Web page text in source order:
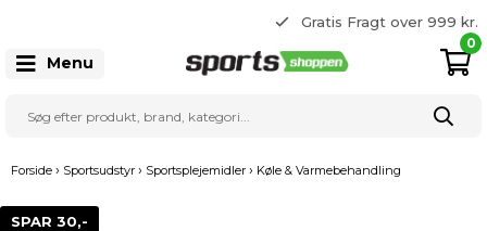
Gratis Fragt over 999 kr.
22 20 80 33
Menu
0
Forside › Sportsudstyr › Sportsplejemidler › Køle & Varmebehandling
SPAR 30,-